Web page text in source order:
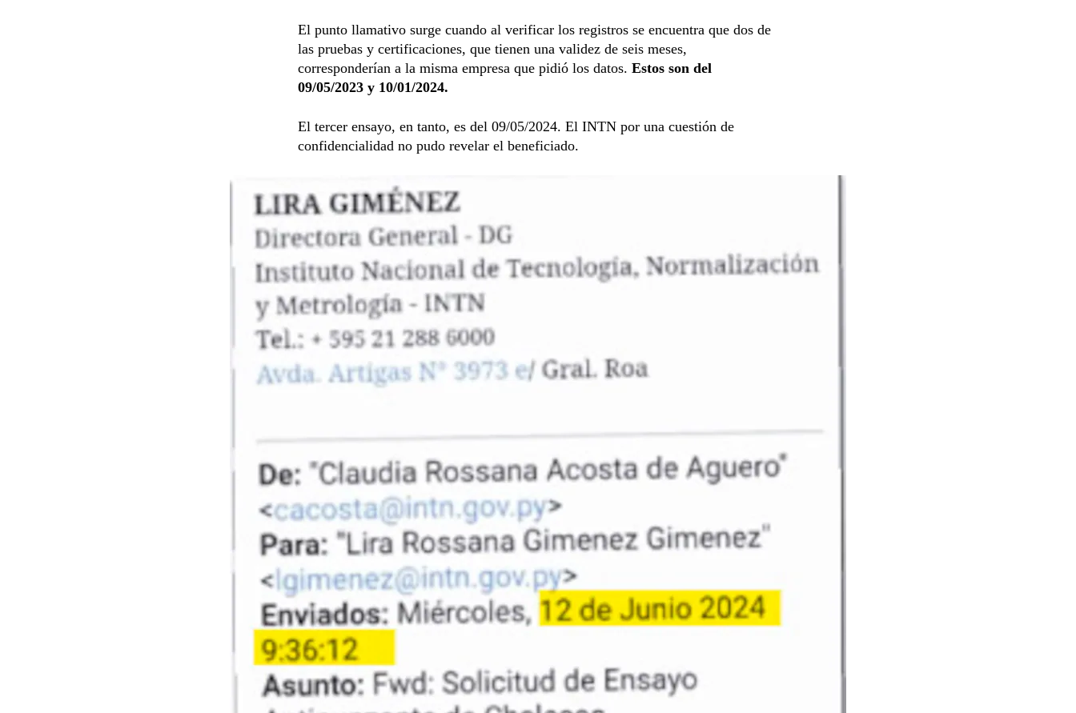
El punto llamativo surge cuando al verificar los registros se encuentra que dos de
las pruebas y certificaciones, que tienen una validez de seis meses,
corresponderían a la misma empresa que pidió los datos. Estos son del
09/05/2023 y 10/01/2024.
El tercer ensayo, en tanto, es del 09/05/2024. El INTN por una cuestión de
confidencialidad no pudo revelar el beneficiado.